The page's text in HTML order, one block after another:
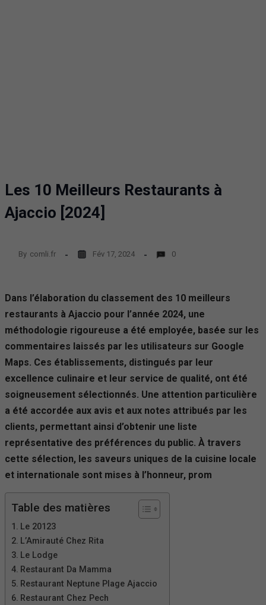
Les 10 Meilleurs Restaurants à
Ajaccio [2024]
By comli.fr Fév 17, 2024 0
Dans l’élaboration du classement des 10 meilleurs
restaurants à Ajaccio pour l’année 2024, une
méthodologie rigoureuse a été employée, basée sur les
commentaires laissés par les utilisateurs sur Google
Maps. Ces établissements, distingués par leur
excellence culinaire et leur service de qualité, ont été
soigneusement sélectionnés. Une attention particulière
a été accordée aux avis et aux notes attribués par les
clients, permettant ainsi d’obtenir une liste
représentative des préférences du public. À travers
cette sélection, les saveurs uniques de la cuisine locale
et internationale sont mises à l’honneur, prom
Table des matières
Le 20123
L’Amirauté Chez Rita
Le Lodge
Restaurant Da Mamma
Restaurant Neptune Plage Ajaccio
Restaurant Chez Pech